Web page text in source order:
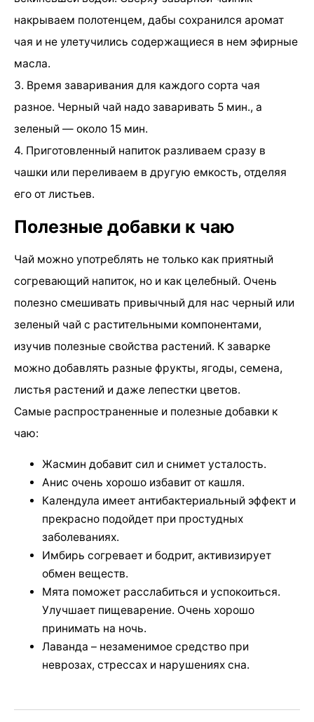
накрываем полотенцем, дабы сохранился аромат
чая и не улетучились содержащиеся в нем эфирные
масла.
3. Время заваривания для каждого сорта чая
разное. Черный чай надо заваривать 5 мин., а
зеленый — около 15 мин.
4. Приготовленный напиток разливаем сразу в
чашки или переливаем в другую емкость, отделяя
его от листьев.
Полезные добавки к чаю
Чай можно употреблять не только как приятный
согревающий напиток, но и как целебный. Очень
полезно смешивать привычный для нас черный или
зеленый чай с растительными компонентами,
изучив полезные свойства растений. К заварке
можно добавлять разные фрукты, ягоды, семена,
листья растений и даже лепестки цветов.
Самые распространенные и полезные добавки к
чаю:
Жасмин добавит сил и снимет усталость.
Анис очень хорошо избавит от кашля.
Календула имеет антибактериальный эффект и
прекрасно подойдет при простудных
заболеваниях.
Имбирь согревает и бодрит, активизирует
обмен веществ.
Мята поможет расслабиться и успокоиться.
Улучшает пищеварение. Очень хорошо
принимать на ночь.
Лаванда – незаменимое средство при
неврозах, стрессах и нарушениях сна.